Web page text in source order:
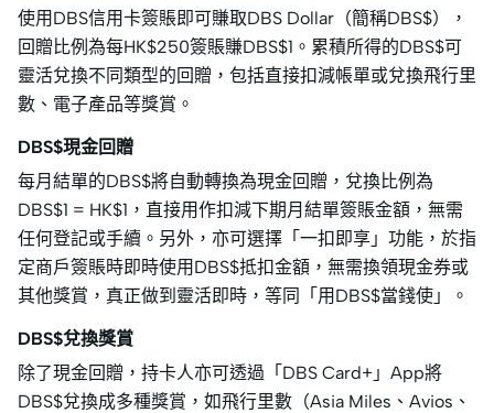
使用DBS信用卡簽賬即可賺取DBS Dollar（簡稱DBS$），
回贈比例為每HK$250簽賬賺DBS$1。累積所得的DBS$可
靈活兌換不同類型的回贈，包括直接扣減帳單或兌換飛行里
數、電子產品等獎賞。
DBS$現金回贈
每月結單的DBS$將自動轉換為現金回贈，兌換比例為
DBS$1 = HK$1，直接用作扣減下期月結單簽賬金額，無需
任何登記或手續。另外，亦可選擇「一扣即享」功能，於指
定商戶簽賬時即時使用DBS$抵扣金額，無需換領現金券或
其他獎賞，真正做到靈活即時，等同「用DBS$當錢使」。
DBS$兌換獎賞
除了現金回贈，持卡人亦可透過「DBS Card+」App將
DBS$兌換成多種獎賞，如飛行里數（Asia Miles、Avios、